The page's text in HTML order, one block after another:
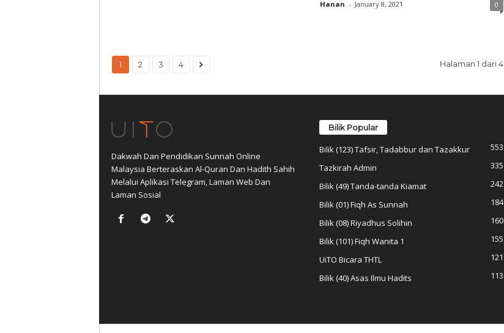
Hanan - January 8, 2021 0
1 2 3 4 Halaman 1 dari 4
Dakwah Dan Pendidikan Sunnah Online
Malaysia Berteraskan Al-Quran Dan Hadith Sahih
Melalui Aplikasi Telegram, Laman Web Dan
Laman Sosial
Bilik Popular
Bilik (123) Tafsir, Tadabbur dan Tazakkur
553
Tazkirah Admin
335
Bilik (49) Tanda-tanda Kiamat
242
Bilik (01) Fiqh As Sunnah
184
Bilik (08) Riyadhus Solihin
160
Bilik (101) Fiqh Wanita 1
155
UiTO Bicara THTL
121
Bilik (40) Asas Ilmu Hadits
113